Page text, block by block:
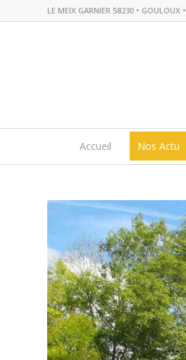
LE MEIX GARNIER 58230 • GOULOUX •
Accueil Nos Actu